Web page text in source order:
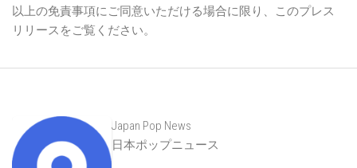
以上の免責事項にご同意いただける場合に限り、このプレス
リリースをご覧ください。
Japan Pop News
日本ポップニュース